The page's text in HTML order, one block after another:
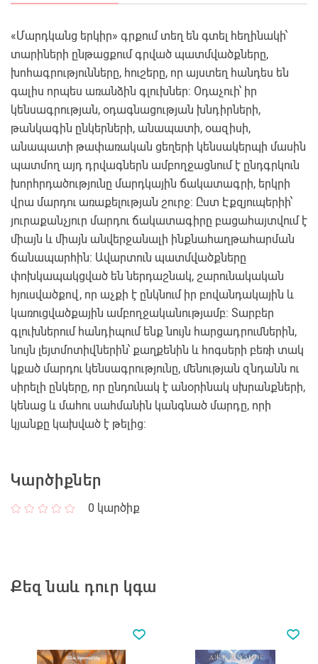
«Մարդկանց երկիր» գրքում տեղ են գտել հեղինակի՝
տարիների ընթացքում գրված պատմվածքները,
խոհագրությունները, հուշերը, որ այստեղ հանդես են
գալիս որպես առանձին գլուխներ: Օդաչուի՝ իր
կենսագրության, օդագնացության խնդիրների,
թանկագին ընկերների, անապատի, օազիսի,
անապատի թափառական ցեղերի կենսակերպի մասին
պատմող այդ դրվագներն ամբողջացնում է ընդգրկուն
խորհրդածությունը մարդկային ճակատագրի, երկրի
վրա մարդու առաքելության շուրջ: Ըստ Էքզյուպերիի՝
յուրաքանչյուր մարդու ճակատագիրը բացահայտվում է
միայն և միայն անվերջանալի ինքնահաղթահարման
ճանապարհին: Ավարտուն պատմվածքները
փոխկապակցված են ներդաշնակ, շարունակական
հյուսվածքով, որ աչքի է ընկնում իր բովանդակային և
կառուցվածքային ամբողջականությամբ: Տարբեր
գլուխներում հանդիպում ենք նույն հարցադրումներին,
նույն լեյտմոտիվներին՝ քաղքենին և հոգսերի բեռի տակ
կքած մարդու կենսագրությունը, մենության զնդանն ու
սիրելի ընկերը, որ ընդունակ է անօրինակ սխրանքների,
կենաց և մահու սահմանին կանգնած մարդը, որի
կյանքը կախված է թելից:
Կարծիքներ
0 կարծիք
Քեզ նաև դուր կգա